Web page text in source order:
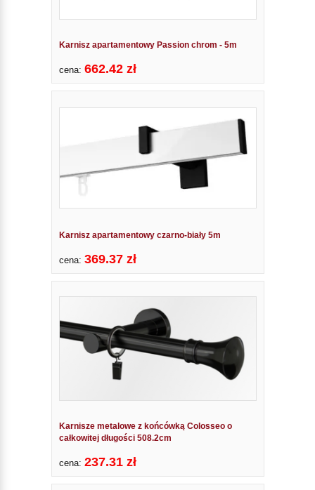
Karnisz apartamentowy Passion chrom - 5m
cena: 662.42 zł
Karnisz apartamentowy czarno-biały 5m
cena: 369.37 zł
Karnisze metalowe z końcówką Colosseo o
całkowitej długości 508.2cm
cena: 237.31 zł